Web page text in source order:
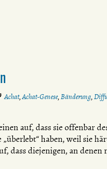
Achat,Achat-Genese,Bänderung,
auf, dass sie offenbar
haben, weil sie
dass diejenigen, an denen